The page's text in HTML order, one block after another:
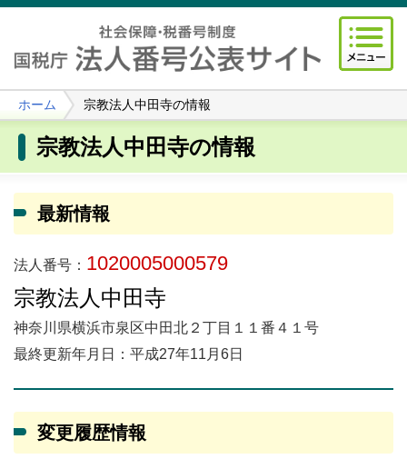
ホーム 宗教法人中田寺の情報
宗教法人中田寺の情報
最新情報
法人番号： 1020005000579
宗教法人中田寺
神奈川県横浜市泉区中田北２丁目１１番４１号
最終更新年月日：平成27年11月6日
変更履歴情報